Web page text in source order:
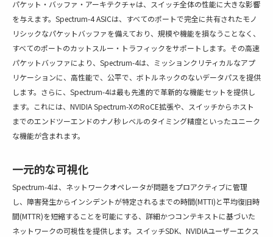
パケット・バッファ・アーキテクチャは、スイッチ全体の性能に大きな影響
を与えます。Spectrum-4 ASICは、すべてのポートで完全に共有されたモノ
リシックなパケットバッファを備えており、規模や機能を損なうことなく、
すべてのポートのカットスルー・トラフィックをサポートします。その高速
パケットバッファにより、Spectrum-4は、ミッションクリティカルなアプ
リケーションに、高性能で、公平で、ボトルネックのないデータパスを提供
します。さらに、Spectrum-4は最も先進的で革新的な機能セットを提供し
ます。これには、NVIDIA Spectrum-XのRoCE拡張や、スイッチからホスト
までのエンドツーエンドのナノ秒レベルのタイミング精度といったユニーク
な機能が含まれます。
一元的な可視化
Spectrum-4は、ネットワークオペレータが問題をプロアクティブに管理
し、障害発生からインシデントが特定されるまでの時間(MTTI)と平均復旧時
間(MTTR)を短縮することを可能にする、詳細かつコンテキストに基づいた
ネットワークの可視性を提供します。スイッチSDK、NVIDIAユーザーエクス